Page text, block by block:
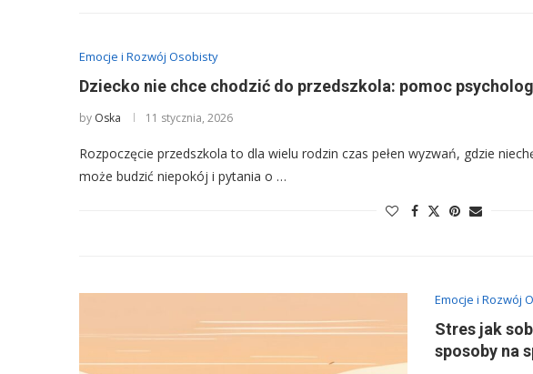
Emocje i Rozwój Osobisty
Dziecko nie chce chodzić do przedszkola: pomoc
by Oska 11 stycznia, 2026
Rozpoczęcie przedszkola to dla wielu rodzin czas pełen wyzwań, gdzie
może budzić niepokój i pytania o …
Emocje i Rozwój
Stres jak
sposoby na